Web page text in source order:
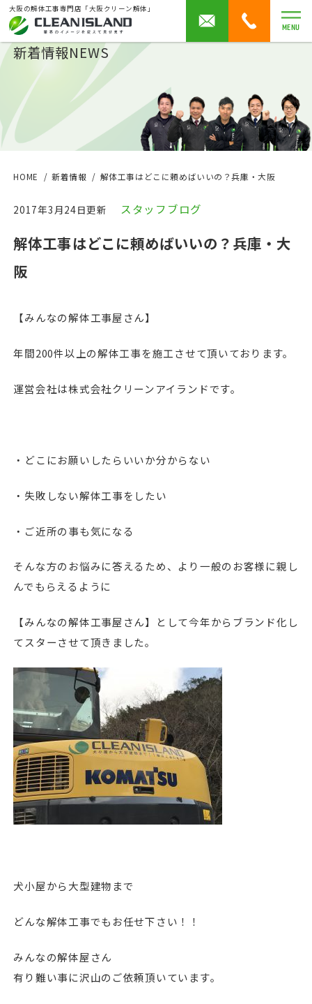
大阪の解体工事専門店「大阪クリーン解体」
MENU
新着情報NEWS
HOME 新着情報 解体工事はどこに頼めばいいの？兵庫・大阪
2017年3月24日更新 スタッフブログ
解体工事はどこに頼めばいいの？兵庫・大
阪
【みんなの解体工事屋さん】
年間200件以上の解体工事を施工させて頂いております。
運営会社は株式会社クリーンアイランドです。
・どこにお願いしたらいいか分からない
・失敗しない解体工事をしたい
・ご近所の事も気になる
そんな方のお悩みに答えるため、より一般のお客様に親し
んでもらえるように
【みんなの解体工事屋さん】として今年からブランド化し
てスターさせて頂きました。
犬小屋から大型建物まで
どんな解体工事でもお任せ下さい！！
みんなの解体屋さん
有り難い事に沢山のご依頼頂いています。